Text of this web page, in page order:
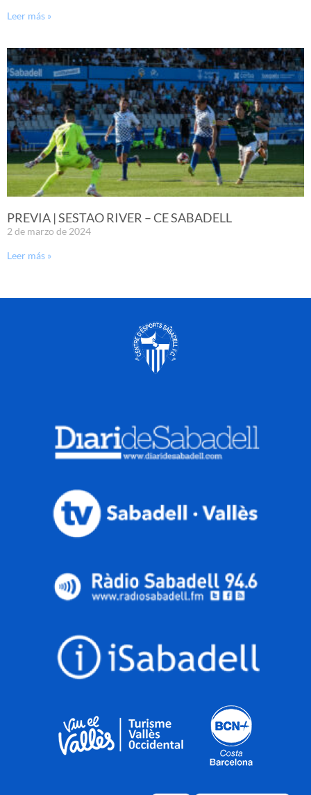
Leer más »
PREVIA | SESTAO RIVER – CE SABADELL
2 de marzo de 2024
Leer más »